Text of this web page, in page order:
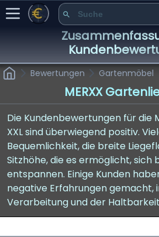
Bewertungen Gartenmöbel
MERXX
Die Kundenbewertungen für die
XXL sind überwiegend positiv.
Bequemlichkeit, die breite
Sitzhöhe, die es ermöglicht, sich
entspannen. Einige Kunden
negative Erfahrungen gemacht,
Verarbeitung und der